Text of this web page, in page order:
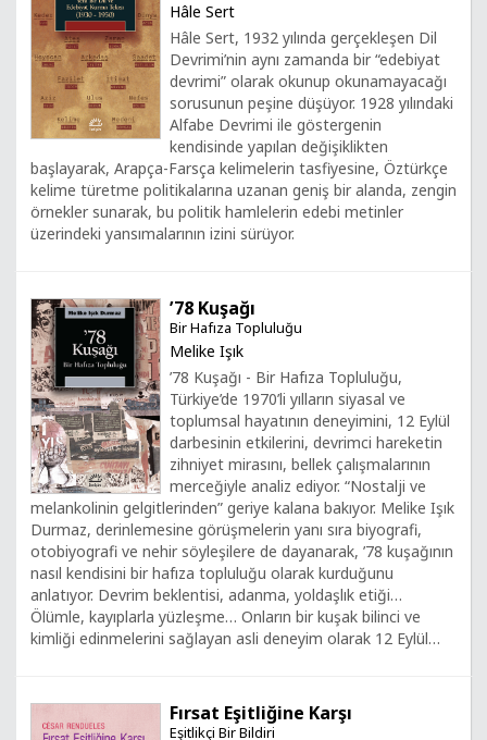
Hâle Sert
Hâle Sert, 1932 yılında gerçekleşen Dil
Devrimi’nin aynı zamanda bir “edebiyat
devrimi” olarak okunup okunamayacağı
sorusunun peşine düşüyor. 1928 yılındaki
Alfabe Devrimi ile göstergenin
kendisinde yapılan değişiklikten
başlayarak, Arapça-Farsça kelimelerin tasfiyesine, Öztürkçe
kelime türetme politikalarına uzanan geniş bir alanda, zengin
örnekler sunarak, bu politik hamlelerin edebi metinler
üzerindeki yansımalarının izini sürüyor.
’78 Kuşağı
Bir Hafıza Topluluğu
Melike Işık
’78 Kuşağı - Bir Hafıza Topluluğu,
Türkiye’de 1970’li yılların siyasal ve
toplumsal hayatının deneyimini, 12 Eylül
darbesinin etkilerini, devrimci hareketin
zihniyet mirasını, bellek çalışmalarının
merceğiyle analiz ediyor. “Nostalji ve
melankolinin gelgitlerinden” geriye kalana bakıyor. Melike Işık
Durmaz, derinlemesine görüşmelerin yanı sıra biyografi,
otobiyografi ve nehir söyleşilere de dayanarak, ’78 kuşağının
nasıl kendisini bir hafıza topluluğu olarak kurduğunu
anlatıyor. Devrim beklentisi, adanma, yoldaşlık etiği…
Ölümle, kayıplarla yüzleşme… Onların bir kuşak bilinci ve
kimliği edinmelerini sağlayan asli deneyim olarak 12 Eylül…
Fırsat Eşitliğine Karşı
Eşitlikçi Bir Bildiri